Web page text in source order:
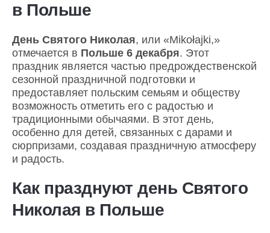
в Польше
День Святого Николая, или «Mikołajki,»
отмечается в Польше 6 декабря. Этот
праздник является частью предрождественской
сезонной праздничной подготовки и
предоставляет польским семьям и обществу
возможность отметить его с радостью и
традиционными обычаями. В этот день,
особенно для детей, связанных с дарами и
сюрпризами, создавая праздничную атмосферу
и радость.
Как празднуют день Святого
Николая в Польше